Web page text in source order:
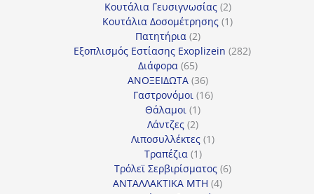
προϊόν
Κουτάλια Γευσιγνωσίας 22
προϊόντα
Κουτάλια Δοσομέτρησης 11
Πατητήρια 22
προϊόντα
Εξοπλισμός Εστίασης Exoplizein 282282
Διάφορα 6565
προϊόντα
ΑΝΟΞΕΙΔΩΤΑ 3636
προϊόντα
Γαστρονόμοι 1616
Θάλαμοι 11
προϊόν
Λάντζες 22
προϊόντα
Λιποσυλλέκτες 11
Τραπέζια 11
προϊόν
Τρόλεϊ Σερβιρίσματος 66
ΑΝΤΑΛΛΑΚΤΙΚΑ MTH 44